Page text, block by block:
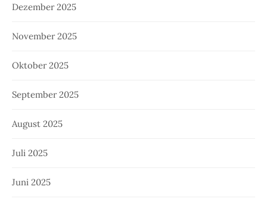
Dezember 2025
November 2025
Oktober 2025
September 2025
August 2025
Juli 2025
Juni 2025